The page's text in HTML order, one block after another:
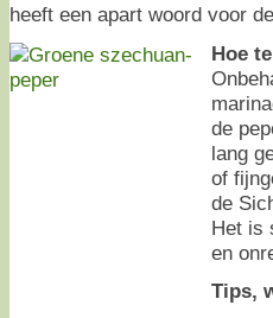
heeft een apart woord voor
Hoe
de
lang
of
de
Het is
en
Tips,